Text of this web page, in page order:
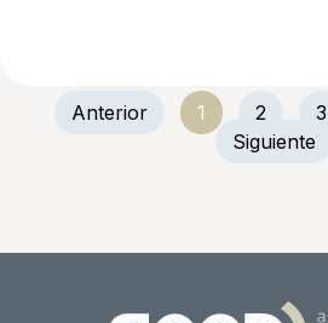
Anterior 1 2 3
Siguiente